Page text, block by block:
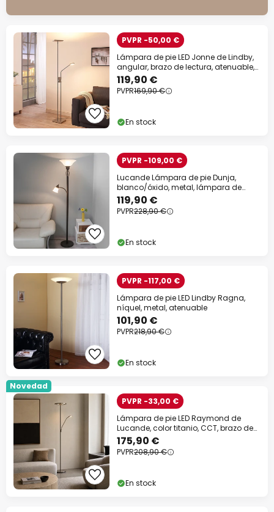
PVPR -50,00 €
Lámpara de pie LED Jonne de Lindby,
angular, brazo de lectura, atenuable,
180 cm
119,90 €
PVPR169,90 €
En stock
PVPR -109,00 €
Lucande Lámpara de pie Dunja,
blanco/óxido, metal, lámpara de
lectura
119,90 €
PVPR228,90 €
En stock
PVPR -117,00 €
Lámpara de pie LED Lindby Ragna,
níquel, metal, atenuable
101,90 €
PVPR218,90 €
En stock
Novedad
PVPR -33,00 €
Lámpara de pie LED Raymond de
Lucande, color titanio, CCT, brazo de
lectura
175,90 €
PVPR208,90 €
En stock